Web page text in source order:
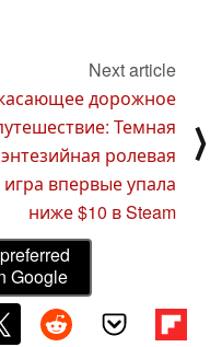
Next article
дорожное
Темная
ролевая
игра впервые упала
ниже $10 в Steam
⟩
Google